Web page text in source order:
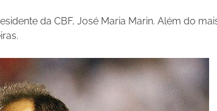
da CBF, José Maria Marin. Além do